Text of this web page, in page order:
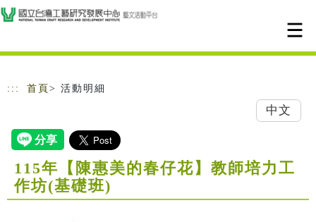
跳到主要內容
網站導覽
::: 首頁 > 活動明細
中文
115年【陳惠美的春仔花】教師培力工
作坊(基礎班)